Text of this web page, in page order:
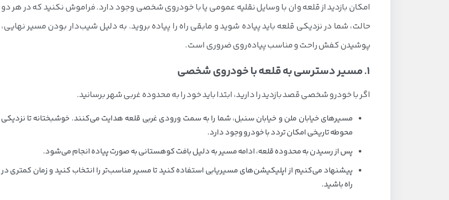
امکان بازدید از قلعه وان با وسایل نقلیه عمومی یا با خودروی شخصی وجود دارد. فراموش نکنید که در هر دو
حالت، شما در نزدیکی قلعه باید پیاده شوید و مابقی راه را پیاده بروید. به دلیل شیب‌دار بودن مسیر نهایی،
پوشیدن کفش راحت و مناسب پیاده‌روی ضروری است.
1. مسیر دسترسی به قلعه با خودروی شخصی
اگر با خودرو شخصی قصد بازدید را دارید، ابتدا باید خود را به محدوده غربی شهر برسانید.
مسیرهای خیابان ملن و خیابان سنبل، شما را به سمت ورودی غربی قلعه هدایت می‌کنند. خوشبختانه تا نزدیکی
محوطه تاریخی امکان تردد با خودرو وجود دارد.
پس از رسیدن به محدوده قلعه، ادامه مسیر به دلیل بافت کوهستانی به صورت پیاده انجام می‌شود.
پیشنهاد می‌کنیم از اپلیکیشن‌های مسیریابی استفاده کنید تا مسیر مناسب‌تر را انتخاب کنید و زمان کمتری در
راه باشید.